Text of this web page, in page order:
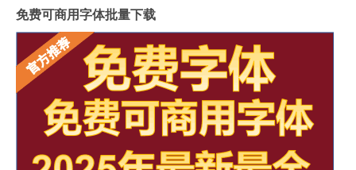
免费可商用字体批量下载